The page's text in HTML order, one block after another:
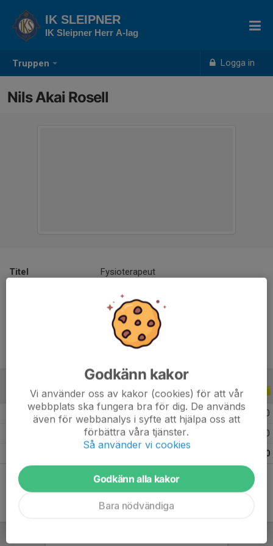
Truppen Logga in
IK SLEIPNER
IK Sleipner Herr A-lag
Nils Akai Rosell
Titel
Fysioterapeut
IFK Norrköping, IF Sylvia
JUNIOR-/UNGDOMSSERIER 2019
2019 DM P 19 Grupp A 3 0 0 0
2019 P19 Div.1 - Region 3 0
0
Godkänn kakor
Vi använder oss av kakor (cookies) för att vår
webbplats ska fungera bra för dig. De används
även för webbanalys i syfte att hjälpa oss att
förbättra våra tjänster.
Så använder vi cookies
Godkänn alla kakor
Bara nödvändiga